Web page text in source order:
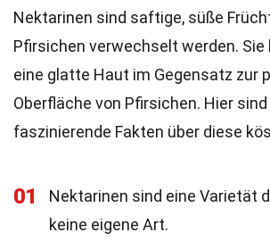
Nektarinen sind saftige, süße
Pfirsichen verwechselt werden. Sie
eine glatte Haut im Gegensatz zur
Oberfläche von Pfirsichen. Hier
faszinierende Fakten über diese
01
Nektarinen sind eine Varietät
keine eigene Art.